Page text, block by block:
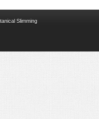
Slimming